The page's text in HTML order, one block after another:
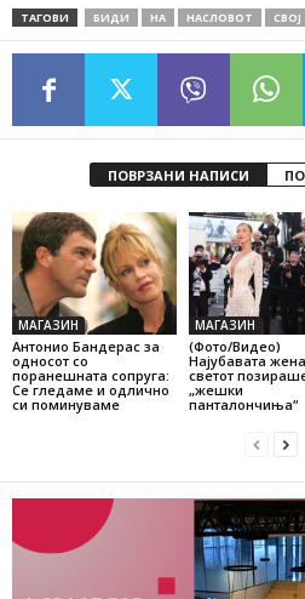
ТАГОВИ БИДИ НА НАСЛОВОТ СВОЈ
ПОВРЗАНИ НАПИСИ
МАГАЗИН
Антонио Бандерас за
односот со
поранешната сопруга:
Се гледаме и одлично
си поминуваме
МАГАЗИН
(Фото/Видео)
Најубавата
светот
„жешки
панталончиња“